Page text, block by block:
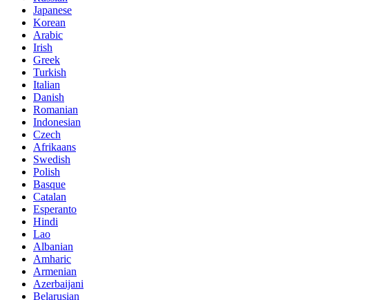
Japanese
Korean
Arabic
Irish
Greek
Turkish
Italian
Danish
Romanian
Indonesian
Czech
Afrikaans
Swedish
Polish
Basque
Catalan
Esperanto
Hindi
Lao
Albanian
Amharic
Armenian
Azerbaijani
Belarusian